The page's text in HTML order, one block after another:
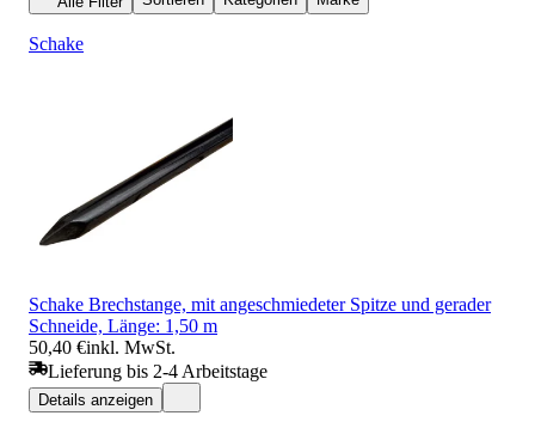
Schake
Schake Brechstange, mit angeschmiedeter Spitze und gerader
Schneide, Länge: 1,50 m
50,40 €inkl. MwSt.
Lieferung bis 2-4 Arbeitstage
Details anzeigen